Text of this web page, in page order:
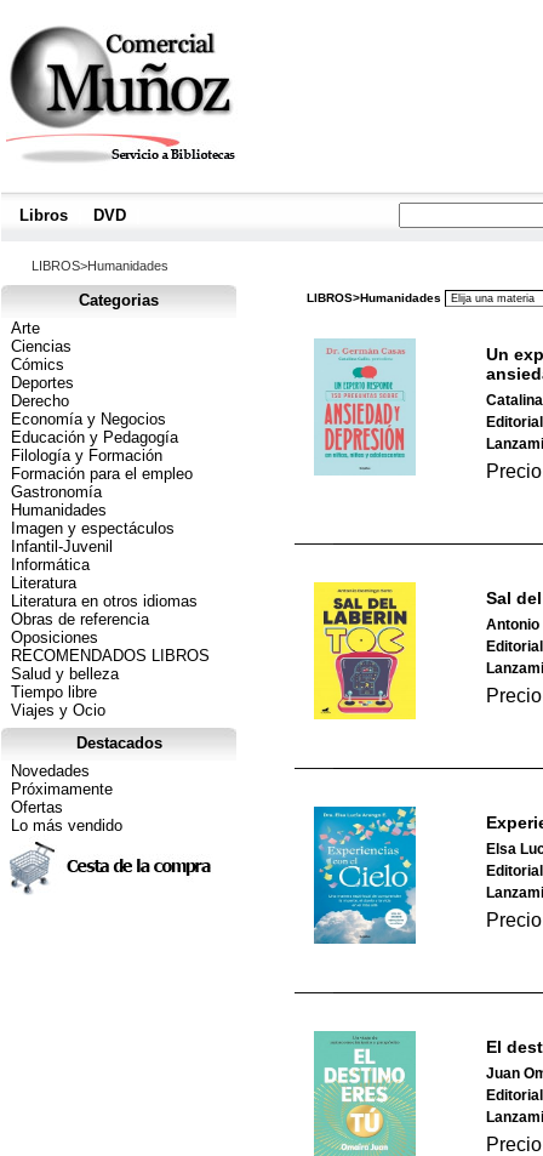
Libros DVD
LIBROS>Humanidades
Categorias
Arte
Ciencias
Cómics
Deportes
Derecho
Economía y Negocios
Educación y Pedagogía
Filología y Formación
Formación para el empleo
Gastronomía
Humanidades
Imagen y espectáculos
Infantil-Juvenil
Informática
Literatura
Literatura en otros idiomas
Obras de referencia
Oposiciones
RECOMENDADOS LIBROS
Salud y belleza
Tiempo libre
Viajes y Ocio
Destacados
Novedades
Próximamente
Ofertas
Lo más vendido
LIBROS>Humanidades
Un
Sal
Antonio
Elsa
El
Juan